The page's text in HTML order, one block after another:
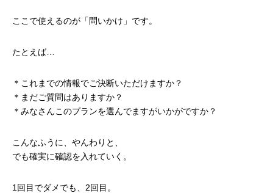
ここで使えるのが「問いかけ」です。
たとえば…
＊これまでの情報でご決断いただけますか？
＊まだご質問はありますか？
＊みなさんこのプランを選んでますがいかがですか？
こんなふうに、やんわりと、
でも確実に確認を入れていく。
1回目でダメでも、2回目。